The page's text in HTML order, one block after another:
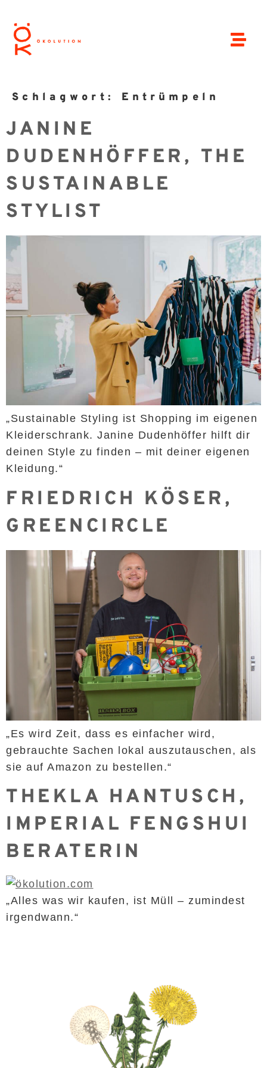
Schlagwort: Entrümpeln
JANINE
DUDENHÖFFER, THE
SUSTAINABLE
STYLIST
„Sustainable Styling ist Shopping im eigenen
Kleiderschrank. Janine Dudenhöffer hilft dir
deinen Style zu finden – mit deiner eigenen
Kleidung.“
FRIEDRICH KÖSER,
GREENCIRCLE
„Es wird Zeit, dass es einfacher wird,
gebrauchte Sachen lokal auszutauschen, als
sie auf Amazon zu bestellen.“
THEKLA HANTUSCH,
IMPERIAL FENGSHUI
BERATERIN
„Alles was wir kaufen, ist Müll – zumindest
irgendwann.“